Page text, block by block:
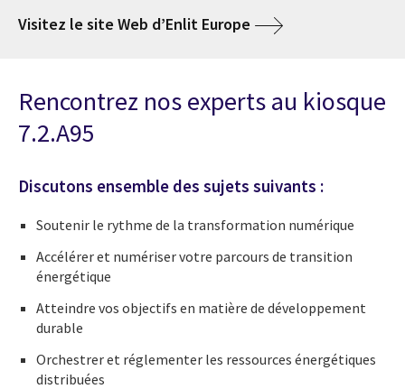
Visitez le site Web d’Enlit Europe
Rencontrez nos experts au kiosque
7.2.A95
Discutons ensemble des sujets suivants :
Soutenir le rythme de la transformation numérique
Accélérer et numériser votre parcours de transition
énergétique
Atteindre vos objectifs en matière de développement
durable
Orchestrer et réglementer les ressources énergétiques
distribuées